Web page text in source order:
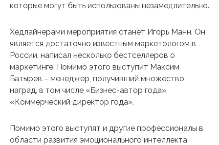
которые могут быть использованы незамедлительно.
Хедлайнерами мероприятия станет Игорь Манн. Он
является достаточно известным маркетологом в
России, написал несколько бестселлеров о
маркетинге. Помимо этого выступит Максим
Батырев – менеджер, получивший множество
наград, в том числе «Бизнес-автор года»,
«Коммерческий директор года».
Помимо этого выступят и другие профессионалы в
области развития эмоционального интеллекта,